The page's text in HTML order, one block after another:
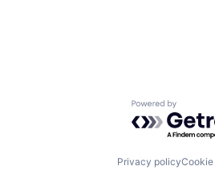
Powered by
Privacy policy